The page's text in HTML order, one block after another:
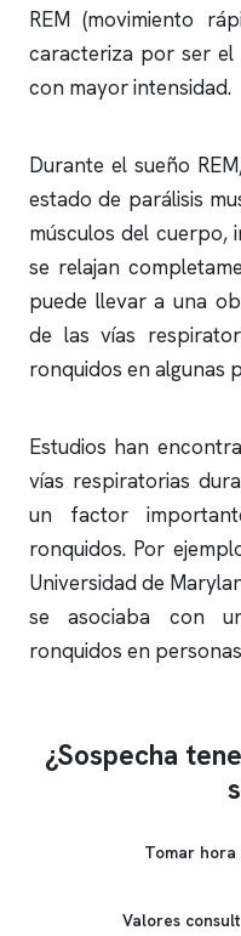
REM (movimiento
caracteriza por ser el
con mayor intensidad.
Durante el sueño
estado de parálisis
músculos del cuerpo,
se relajan
puede llevar a una
de las vías
ronquidos en algunas
Estudios han
vías respiratorias
un factor
ronquidos. Por
Universidad de
se asociaba con
ronquidos en
¿Sospecha
Tomar hora
Valores